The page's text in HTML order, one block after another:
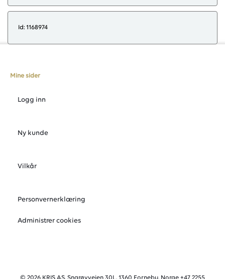
Id: 1168974
Mine sider
Logg inn
Ny kunde
Vilkår
Personvernerklæring
Administrer cookies